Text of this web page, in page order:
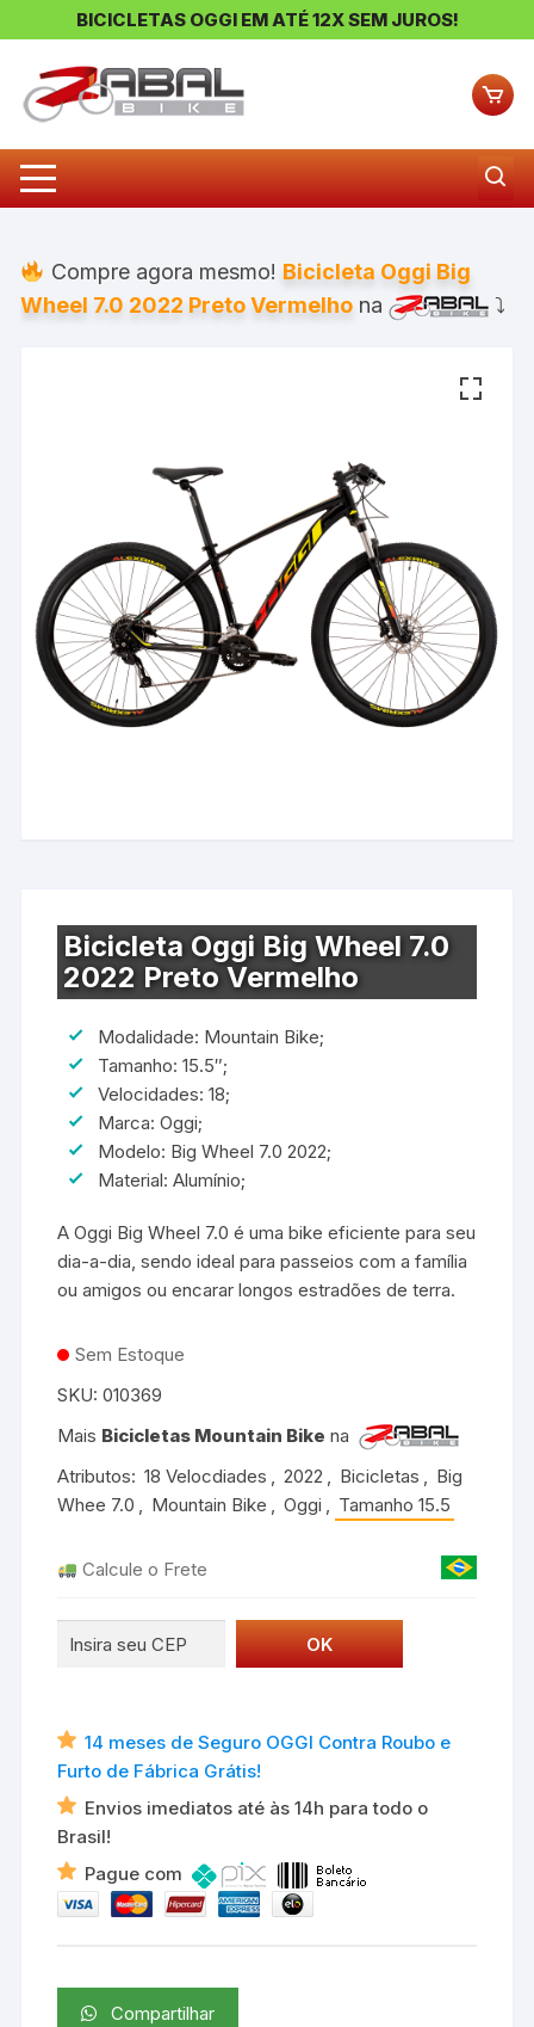
BICICLETAS OGGI EM ATÉ 12X SEM JUROS!
Compre agora mesmo! Bicicleta Oggi Big
Wheel 7.0 2022 Preto Vermelho na ⤵
Bicicleta Oggi Big Wheel 7.0
2022 Preto Vermelho
Modalidade: Mountain Bike;
Tamanho: 15.5″;
Velocidades: 18;
Marca: Oggi;
Modelo: Big Wheel 7.0 2022;
Material: Alumínio;
A Oggi Big Wheel 7.0 é uma bike eficiente para seu
dia-a-dia, sendo ideal para passeios com a família
ou amigos ou encarar longos estradões de terra.
Sem Estoque
SKU:010369
Mais Bicicletas Mountain Bike na
Atributos: 18 Velocdiades , 2022 , Bicicletas , Big
Whee 7.0 , Mountain Bike , Oggi , Tamanho 15.5
Calcule o Frete
14 meses de Seguro OGGI Contra Roubo e
Furto de Fábrica Grátis!
Envios imediatos até às 14h para todo o
Brasil!
Pague com
Compartilhar